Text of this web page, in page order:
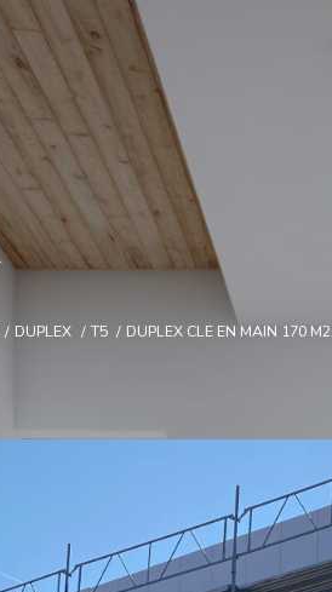
DUPLEX T5 DUPLEX CLE EN MAIN 170 M2